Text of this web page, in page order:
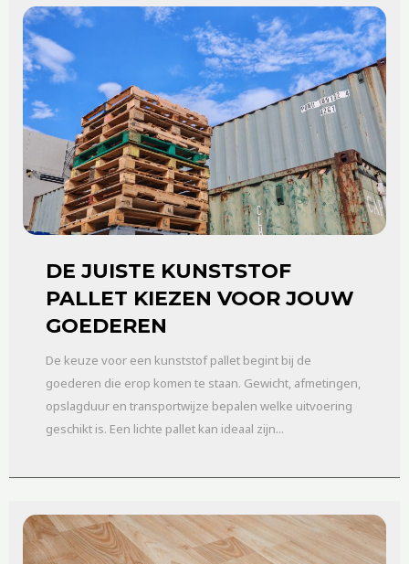
DE JUISTE KUNSTSTOF
PALLET KIEZEN VOOR JOUW
GOEDEREN
De keuze voor een kunststof pallet begint bij de
goederen die erop komen te staan. Gewicht, afmetingen,
opslagduur en transportwijze bepalen welke uitvoering
geschikt is. Een lichte pallet kan ideaal zijn...